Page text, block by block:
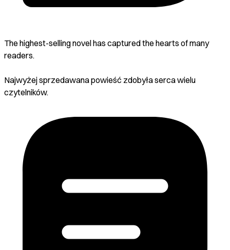
The highest-selling novel has captured the hearts of many
readers.
Najwyżej sprzedawana powieść zdobyła serca wielu
czytelników.